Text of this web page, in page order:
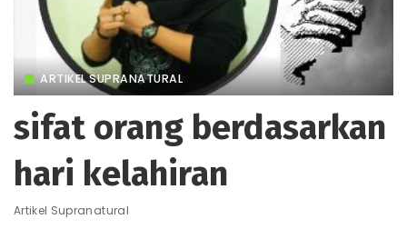
ARTIKEL SUPRANATURAL
sifat orang berdasarkan
hari kelahiran
Artikel Supranatural